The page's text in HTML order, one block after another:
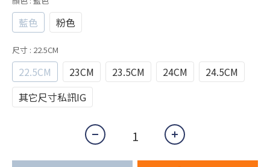
藍色 粉色
尺寸 : 22.5CM
22.5CM 23CM 23.5CM 24CM
24.5CM
其它尺寸私訊IG